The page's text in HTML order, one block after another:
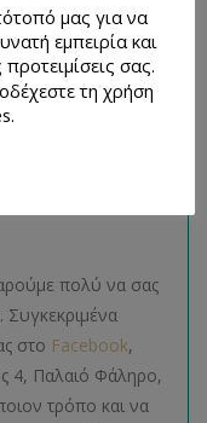
της ιδίας
πολύ να σας
στο Facebook,
4, Παλαιό Φάληρο,
τρόπο και να
μας για να
εμπειρία και
σας.
τη χρήση